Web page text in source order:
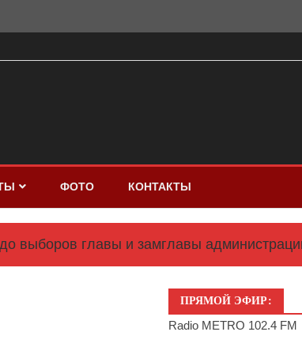
ФОТО КОНТАКТЫ
выборов главы и замглавы
ПРЯМОЙ ЭФИР:
Radio METRO 102.4 FM